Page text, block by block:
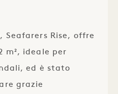
Seafarers Rise, offre
m², ideale per
ed è stato
grazie